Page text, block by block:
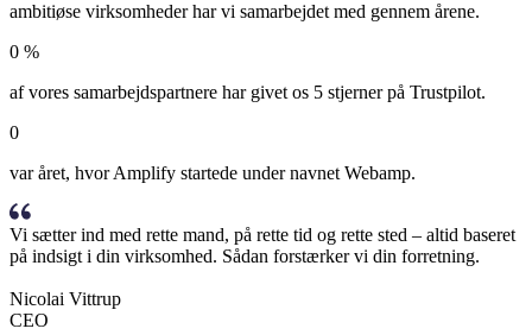
ambitiøse virksomheder har vi samarbejdet med gennem årene.
0 %
af vores samarbejdspartnere har givet os 5 stjerner på Trustpilot.
0
var året, hvor Amplify startede under navnet Webamp.
Vi sætter ind med rette mand, på rette tid og rette sted – altid baseret
på indsigt i din virksomhed. Sådan forstærker vi din forretning.
Nicolai Vittrup
CEO